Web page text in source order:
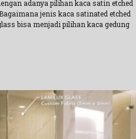
adanya pilihan kaca satin etched
jenis kaca satinated etched
bisa menjadi pilihan kaca gedung